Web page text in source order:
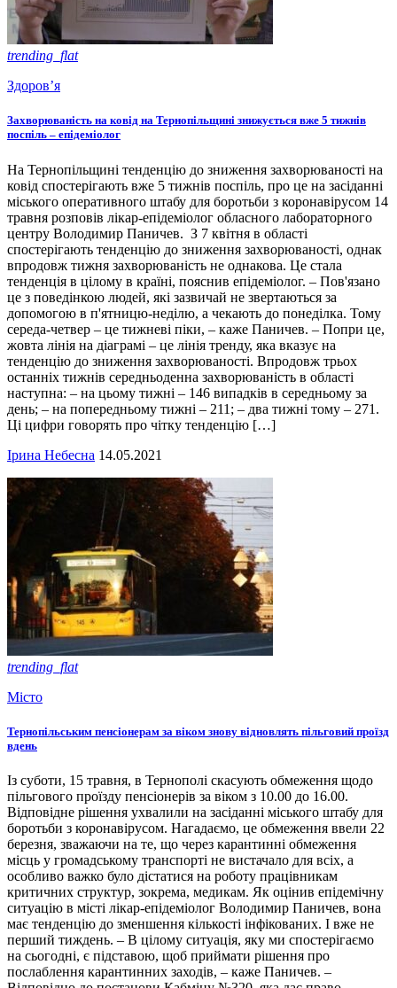
trending_flat
Здоров’я
Захворюваність на ковід на Тернопільщині знижується вже 5 тижнів
поспіль – епідеміолог
На Тернопільщині тенденцію до зниження захворюваності на
ковід спостерігають вже 5 тижнів поспіль, про це на засіданні
міського оперативного штабу для боротьби з коронавірусом 14
травня розповів лікар-епідеміолог обласного лабораторного
центру Володимир Паничев. З 7 квітня в області
спостерігають тенденцію до зниження захворюваності, однак
впродовж тижня захворюваність не однакова. Це стала
тенденція в цілому в країні, пояснив епідеміолог. – Пов'язано
це з поведінкою людей, які зазвичай не звертаються за
допомогою в п'ятницю-неділю, а чекають до понеділка. Тому
середа-четвер – це тижневі піки, – каже Паничев. – Попри це,
жовта лінія на діаграмі – це лінія тренду, яка вказує на
тенденцію до зниження захворюваності. Впродовж трьох
останніх тижнів середньоденна захворюваність в області
наступна: – на цьому тижні – 146 випадків в середньому за
день; – на попередньому тижні – 211; – два тижні тому – 271.
Ці цифри говорять про чітку тенденцію […]
Ірина Небесна 14.05.2021
trending_flat
Місто
Тернопільським пенсіонерам за віком знову відновлять пільговий проїзд
вдень
Із суботи, 15 травня, в Тернополі скасують обмеження щодо
пільгового проїзду пенсіонерів за віком з 10.00 до 16.00.
Відповідне рішення ухвалили на засіданні міського штабу для
боротьби з коронавірусом. Нагадаємо, це обмеження ввели 22
березня, зважаючи на те, що через карантинні обмеження
місць у громадському транспорті не вистачало для всіх, а
особливо важко було дістатися на роботу працівникам
критичних структур, зокрема, медикам. Як оцінив епідемічну
ситуацію в місті лікар-епідеміолог Володимир Паничев, вона
має тенденцію до зменшення кількості інфікованих. І вже не
перший тиждень. – В цілому ситуація, яку ми спостерігаємо
на сьогодні, є підставою, щоб приймати рішення про
послаблення карантинних заходів, – каже Паничев. –